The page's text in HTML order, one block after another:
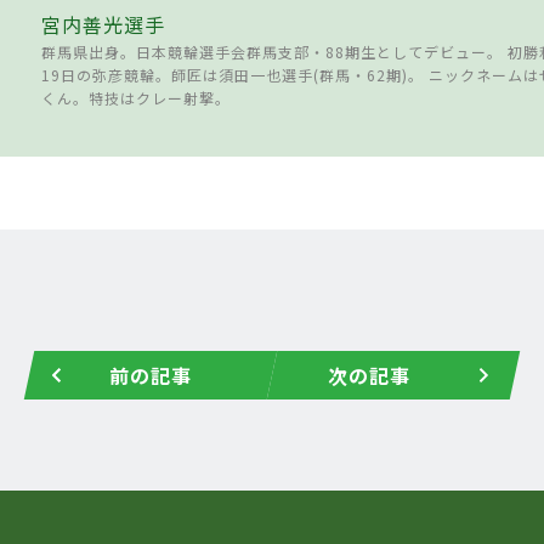
宮内善光選手
群馬県出身。日本競輪選手会群馬支部・88期生としてデビュー。 初
19日の弥彦競輪。師匠は須田一也選手(群馬・62期)。 ニックネーム
くん。特技はクレー射撃。
前の記事 次の記事